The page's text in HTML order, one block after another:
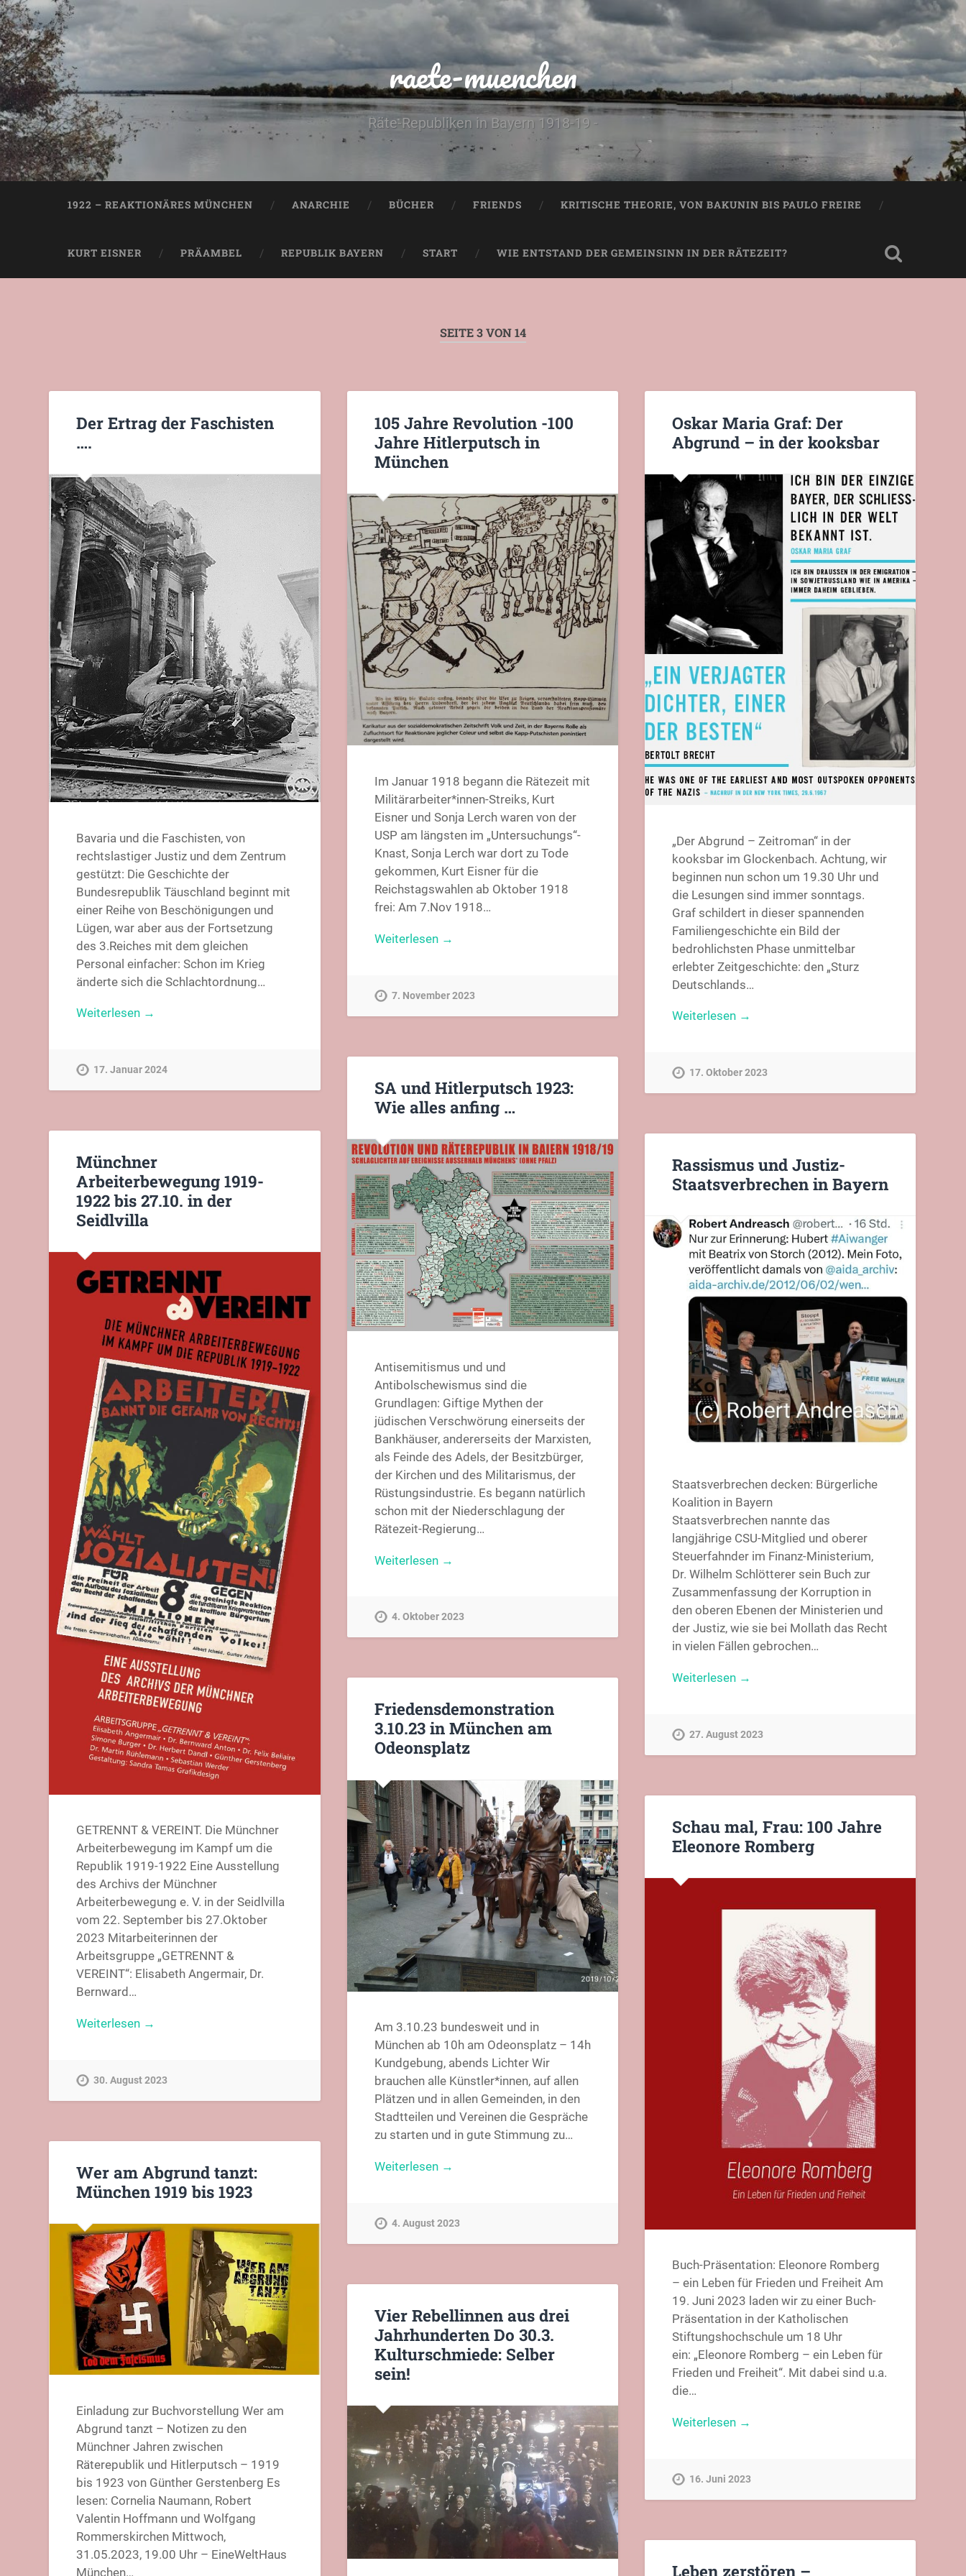
raete-muenchen
Räte-Republiken in Bayern 1918-19 -
1922 – REAKTIONÄRES MÜNCHEN ANARCHIE BÜCHER FRIENDS KRITISCHE THEORIE, VON BAKUNIN BIS PAULO FREIRE
KURT EISNER PRÄAMBEL REPUBLIK BAYERN START WIE ENTSTAND DER GEMEINSINN IN DER RÄTEZEIT?
SEITE 3 VON 14
Der Ertrag der Faschisten
….
Bavaria und die Faschisten, von
rechtslastiger Justiz und dem Zentrum
gestützt: Die Geschichte der
Bundesrepublik Täuschland beginnt mit
einer Reihe von Beschönigungen und
Lügen, war aber aus der Fortsetzung
des 3.Reiches mit dem gleichen
Personal einfacher: Schon im Krieg
änderte sich die Schlachtordnung…
Weiterlesen →
17. Januar 2024
105 Jahre Revolution -100
Jahre Hitlerputsch in
München
Im Januar 1918 begann die Rätezeit mit
Militärarbeiter*innen-Streiks, Kurt
Eisner und Sonja Lerch waren von der
USP am längsten im „Untersuchungs“-
Knast, Sonja Lerch war dort zu Tode
gekommen, Kurt Eisner für die
Reichstagswahlen ab Oktober 1918
frei: Am 7.Nov 1918…
Weiterlesen →
7. November 2023
Oskar Maria Graf: Der
Abgrund – in der kooksbar
„Der Abgrund – Zeitroman“ in der
kooksbar im Glockenbach. Achtung, wir
beginnen nun schon um 19.30 Uhr und
die Lesungen sind immer sonntags.
Graf schildert in dieser spannenden
Familiengeschichte ein Bild der
bedrohlichsten Phase unmittelbar
erlebter Zeitgeschichte: den „Sturz
Deutschlands…
Weiterlesen →
17. Oktober 2023
SA und Hitlerputsch 1923:
Wie alles anfing …
Antisemitismus und und
Antibolschewismus sind die
Grundlagen: Giftige Mythen der
jüdischen Verschwörung einerseits der
Bankhäuser, andererseits der Marxisten,
als Feinde des Adels, der Besitzbürger,
der Kirchen und des Militarismus, der
Rüstungsindustrie. Es begann natürlich
schon mit der Niederschlagung der
Rätezeit-Regierung…
Weiterlesen →
4. Oktober 2023
Münchner
Arbeiterbewegung 1919-
1922 bis 27.10. in der
Seidlvilla
GETRENNT & VEREINT. Die Münchner
Arbeiterbewegung im Kampf um die
Republik 1919-1922 Eine Ausstellung
des Archivs der Münchner
Arbeiterbewegung e. V. in der Seidlvilla
vom 22. September bis 27.Oktober
2023 Mitarbeiterinnen der
Arbeitsgruppe „GETRENNT &
VEREINT“: Elisabeth Angermair, Dr.
Bernward…
Weiterlesen →
30. August 2023
Rassismus und Justiz-
Staatsverbrechen in Bayern
Staatsverbrechen decken: Bürgerliche
Koalition in Bayern
Staatsverbrechen nannte das
langjährige CSU-Mitglied und oberer
Steuerfahnder im Finanz-Ministerium,
Dr. Wilhelm Schlötterer sein Buch zur
Zusammenfassung der Korruption in
den oberen Ebenen der Ministerien und
der Justiz, wie sie bei Mollath das Recht
in vielen Fällen gebrochen…
Weiterlesen →
27. August 2023
Friedensdemonstration
3.10.23 in München am
Odeonsplatz
Am 3.10.23 bundesweit und in
München ab 10h am Odeonsplatz – 14h
Kundgebung, abends Lichter Wir
brauchen alle Künstler*innen, auf allen
Plätzen und in allen Gemeinden, in den
Stadtteilen und Vereinen die Gespräche
zu starten und in gute Stimmung zu…
Weiterlesen →
4. August 2023
Schau mal, Frau: 100 Jahre
Eleonore Romberg
Buch-Präsentation: Eleonore Romberg
– ein Leben für Frieden und Freiheit Am
19. Juni 2023 laden wir zu einer Buch-
Präsentation in der Katholischen
Stiftungshochschule um 18 Uhr
ein: „Eleonore Romberg – ein Leben für
Frieden und Freiheit“. Mit dabei sind u.a.
die…
Weiterlesen →
16. Juni 2023
Wer am Abgrund tanzt:
München 1919 bis 1923
Einladung zur Buchvorstellung Wer am
Abgrund tanzt – Notizen zu den
Münchner Jahren zwischen
Räterepublik und Hitlerputsch – 1919
bis 1923 von Günther Gerstenberg Es
lesen: Cornelia Naumann, Robert
Valentin Hoffmann und Wolfgang
Rommerskirchen Mittwoch,
31.05.2023, 19.00 Uhr – EineWeltHaus
München…
Vier Rebellinnen aus drei
Jahrhunderten Do 30.3.
Kulturschmiede: Selber
sein!
Leben zerstören –